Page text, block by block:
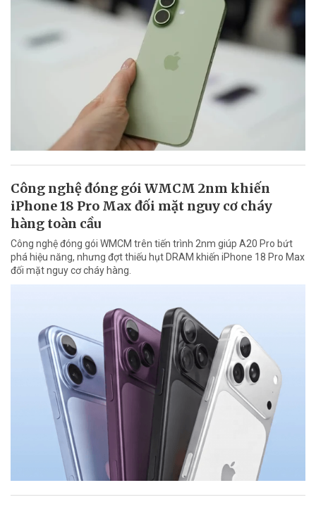
Công nghệ đóng gói WMCM 2nm khiến
iPhone 18 Pro Max đối mặt nguy cơ cháy
hàng toàn cầu
Công nghệ đóng gói WMCM trên tiến trình 2nm giúp A20 Pro bứt
phá hiệu năng, nhưng đợt thiếu hụt DRAM khiến iPhone 18 Pro Max
đối mặt nguy cơ cháy hàng.